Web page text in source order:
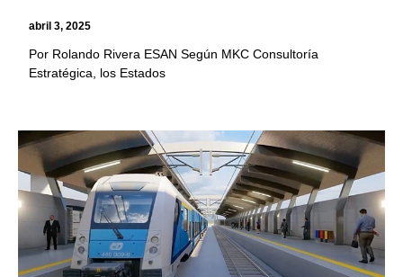
abril 3, 2025
Por Rolando Rivera ESAN Según MKC Consultoría
Estratégica, los Estados